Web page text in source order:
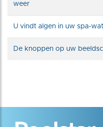
weer
U vindt algen in uw spa-
De knoppen op uw